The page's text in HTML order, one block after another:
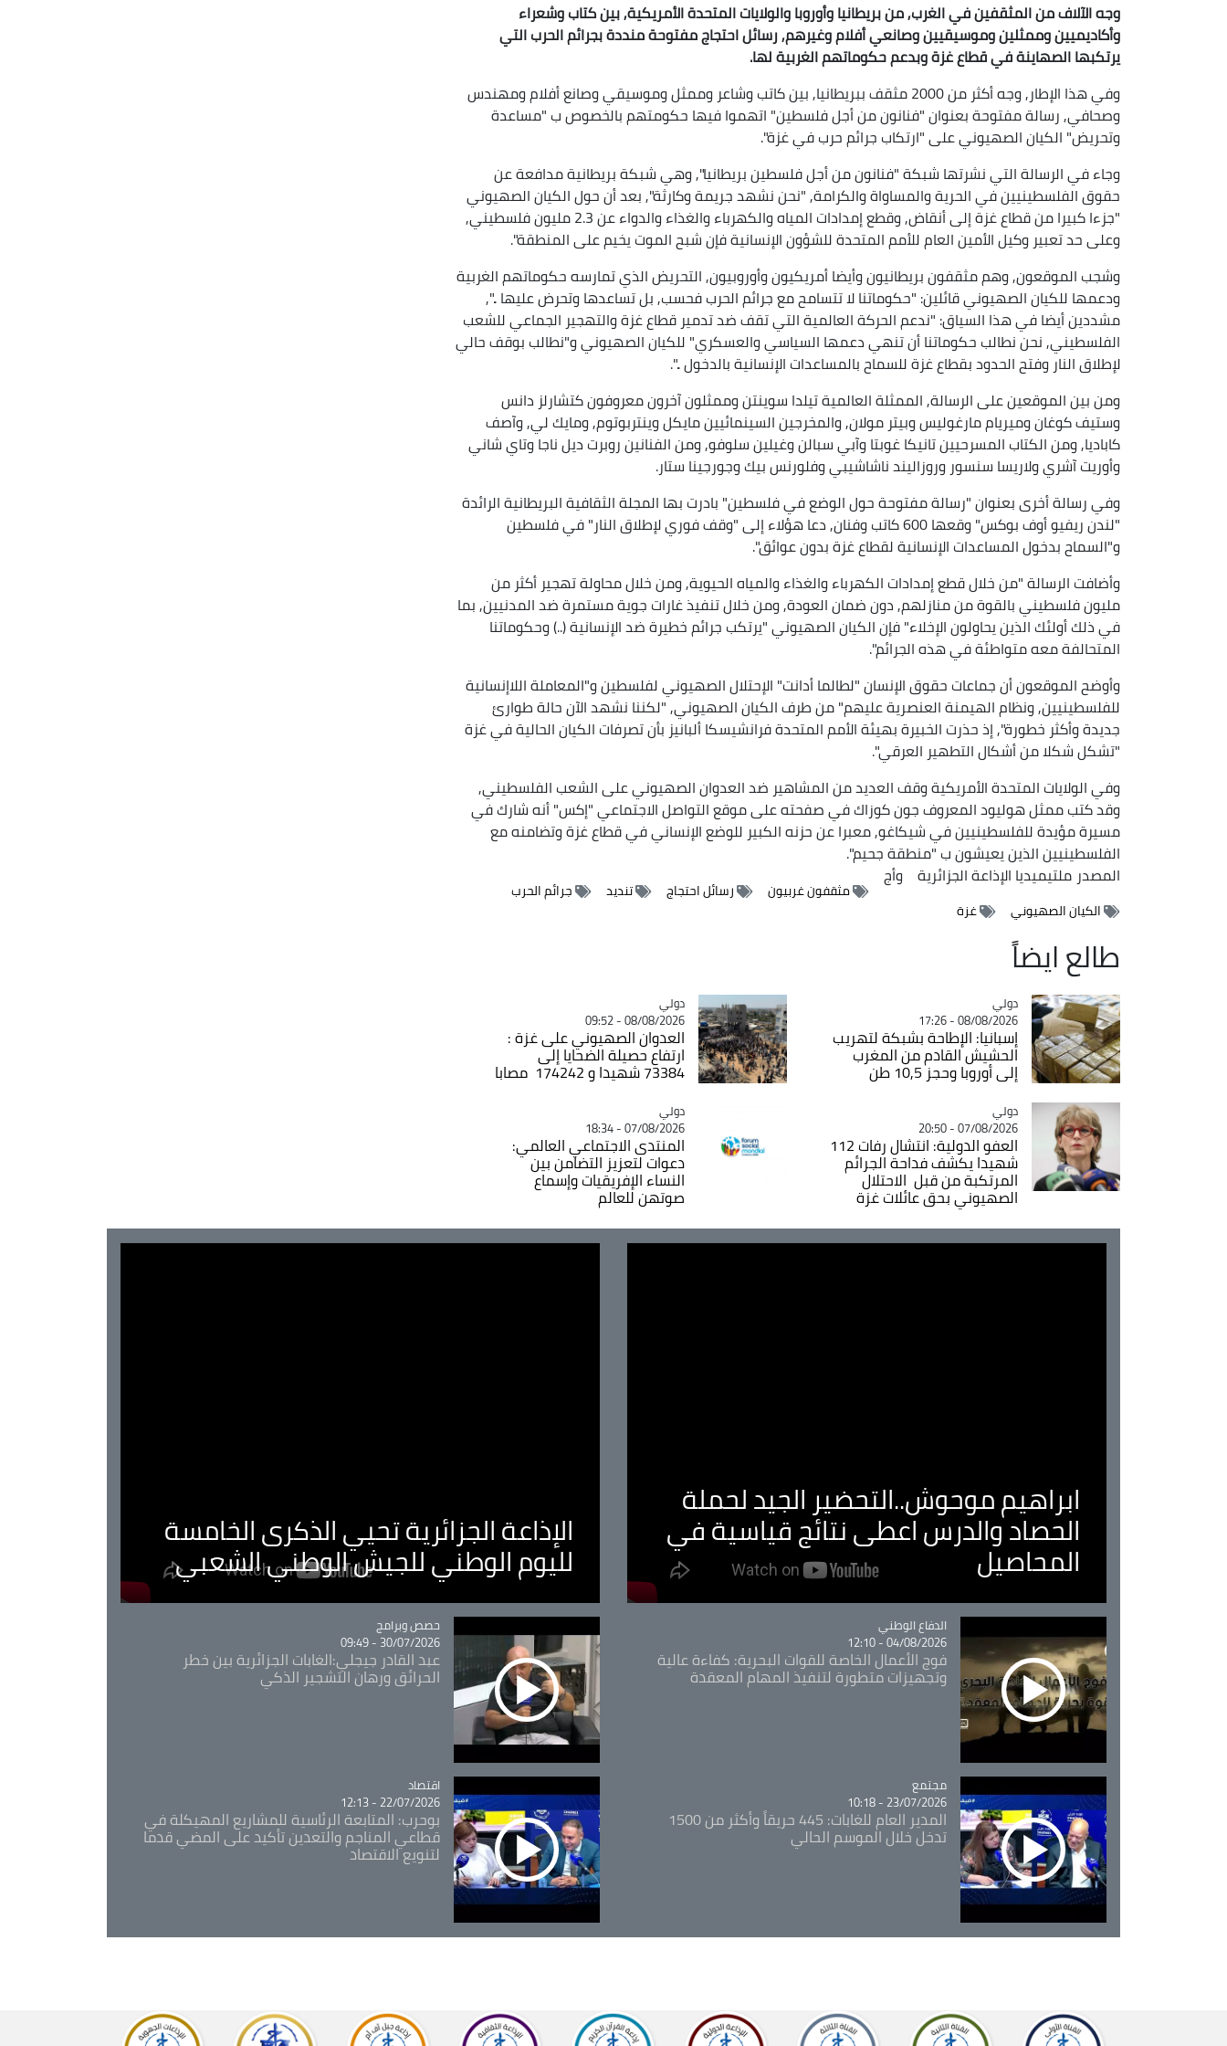
وجه الآلاف من المثقفين في الغرب, من بريطانيا وأوروبا والولايات المتحدة الأمريكية, بين كتاب وشعراء
وأكاديميين وممثلين وموسيقيين وصانعي أفلام وغيرهم, رسائل احتجاج مفتوحة منددة بجرائم الحرب التي
يرتكبها الصهاينة في قطاع غزة وبدعم حكوماتهم الغربية لها.
وفي هذا الإطار, وجه أكثر من 2000 مثقف ببريطانيا, بين كاتب وشاعر وممثل وموسيقي وصانع أفلام ومهندس
وصحافي, رسالة مفتوحة بعنوان "فنانون من أجل فلسطين" اتهموا فيها حكومتهم بالخصوص ب "مساعدة
وتحريض" الكيان الصهيوني على "ارتكاب جرائم حرب في غزة".
وجاء في الرسالة التي نشرتها شبكة "فنانون من أجل فلسطين بريطانيا", وهي شبكة بريطانية مدافعة عن
حقوق الفلسطينيين في الحرية والمساواة والكرامة, "نحن نشهد جريمة وكارثة", بعد أن حول الكيان الصهيوني
"جزءا كبيرا من قطاع غزة إلى أنقاض, وقطع إمدادات المياه والكهرباء والغذاء والدواء عن 2.3 مليون فلسطيني,
وعلى حد تعبير وكيل الأمين العام للأمم المتحدة للشؤون الإنسانية فإن شبح الموت يخيم على المنطقة".
وشجب الموقعون, وهم مثقفون بريطانيون وأيضا أمريكيون وأوروبيون, التحريض الذي تمارسه حكوماتهم الغربية
ودعمها للكيان الصهيوني قائلين: "حكوماتنا لا تتسامح مع جرائم الحرب فحسب, بل تساعدها وتحرض عليها ..",
مشددين أيضا في هذا السياق: "ندعم الحركة العالمية التي تقف ضد تدمير قطاع غزة والتهجير الجماعي للشعب
الفلسطيني, نحن نطالب حكوماتنا أن تنهي دعمها السياسي والعسكري" للكيان الصهيوني و"نطالب بوقف حالي
لإطلاق النار وفتح الحدود بقطاع غزة للسماح بالمساعدات الإنسانية بالدخول ..".
ومن بين الموقعين على الرسالة, الممثلة العالمية تيلدا سوينتن وممثلون آخرون معروفون كتشارلز دانس
وستيف كوغان وميريام مارغوليس وبيتر مولان, والمخرجين السينمائيين مايكل وينتربوتوم, ومايك لي, وآصف
كاباديا, ومن الكتاب المسرحيين تانيكا غوبتا وآبي سبالن وغيلين سلوفو, ومن الفنانين روبرت ديل ناجا وتاي شاني
وأوريت آشري ولاريسا سنسور وروزاليند ناشاشيبي وفلورنس بيك وجورجينا ستار.
وفي رسالة أخرى بعنوان "رسالة مفتوحة حول الوضع في فلسطين" بادرت بها المجلة الثقافية البريطانية الرائدة
"لندن ريفيو أوف بوكس" وقعها 600 كاتب وفنان, دعا هؤلاء إلى "وقف فوري لإطلاق النار" في فلسطين
و"السماح بدخول المساعدات الإنسانية لقطاع غزة بدون عوائق".
وأضافت الرسالة "من خلال قطع إمدادات الكهرباء والغذاء والمياه الحيوية, ومن خلال محاولة تهجير أكثر من
مليون فلسطيني بالقوة من منازلهم, دون ضمان العودة, ومن خلال تنفيذ غارات جوية مستمرة ضد المدنيين, بما
في ذلك أولئك الذين يحاولون الإخلاء" فإن الكيان الصهيوني "يرتكب جرائم خطيرة ضد الإنسانية (..) وحكوماتنا
المتحالفة معه متواطئة في هذه الجرائم".
وأوضح الموقعون أن جماعات حقوق الإنسان "لطالما أدانت" الإحتلال الصهيوني لفلسطين و"المعاملة اللاإنسانية
للفلسطينيين, ونظام الهيمنة العنصرية عليهم" من طرف الكيان الصهيوني, "لكننا نشهد الآن حالة طوارئ
جديدة وأكثر خطورة", إذ حذرت الخبيرة بهيئة الأمم المتحدة فرانشيسكا ألبانيز بأن تصرفات الكيان الحالية في غزة
"تشكل شكلا من أشكال التطهير العرقي".
وفي الولايات المتحدة الأمريكية وقف العديد من المشاهير ضد العدوان الصهيوني على الشعب الفلسطيني,
وقد كتب ممثل هوليود المعروف جون كوزاك في صفحته على موقع التواصل الاجتماعي "إكس" أنه شارك في
مسيرة مؤيدة للفلسطينيين في شيكاغو, معبرا عن حزنه الكبير للوضع الإنساني في قطاع غزة وتضامنه مع
الفلسطينيين الذين يعيشون ب "منطقة جحيم".
المصدر ملتيميديا الإذاعة الجزائرية وأج
مثقفون غربيون رسائل احتجاج تنديد
جرائم الحرب
الكيان الصهيوني
غزة
طالع ايضاً
Catégorie
دولي
08/08/2026 - 17:26
إسبانيا: الإطاحة بشبكة لتهريب
الحشيش القادم من المغرب
إلى أوروبا وحجز 10,5 طن
Catégorie
دولي
08/08/2026 - 09:52
العدوان الصهيوني على غزة :
ارتفاع حصيلة الضحايا إلى
73384 شهيدا و 174242 مصابا
Catégorie
دولي
07/08/2026 - 20:50
العفو الدولية: انتشال رفات 112
شهيدا يكشف فداحة الجرائم
المرتكبة من قبل الاحتلال
الصهيوني بحق عائلات غزة
Catégorie
دولي
07/08/2026 - 18:34
المنتدى الاجتماعي العالمي:
دعوات لتعزيز التضامن بين
النساء الإفريقيات وإسماع
صوتهن للعالم
ابراهيم موحوش..التحضير الجيد لحملة
الحصاد والدرس اعطى نتائج قياسية في
المحاصيل
الإذاعة الجزائرية تحيي الذكرى الخامسة
لليوم الوطني للجيش الوطني الشعبي
Catégorie
الدفاع الوطني
04/08/2026 - 12:10
فوج الأعمال الخاصة للقوات البحرية: كفاءة عالية
وتجهيزات متطورة لتنفيذ المهام المعقدة
Catégorie
حصص وبرامج
30/07/2026 - 09:49
عبد القادر جيجلي:الغابات الجزائرية بين خطر
الحرائق ورهان التشجير الذكي
Catégorie
مجتمع
23/07/2026 - 10:18
المدير العام للغابات: 445 حريقاً وأكثر من 1500
تدخل خلال الموسم الحالي
Catégorie
اقتصاد
22/07/2026 - 12:13
بوحرب: المتابعة الرئاسية للمشاريع المهيكلة في
قطاعي المناجم والتعدين تأكيد على المضي قدما
لتنويع الاقتصاد